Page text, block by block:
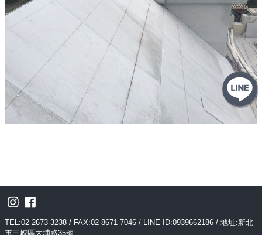
TEL:02-2673-3238 / FAX:02-8671-7046 / LINE ID:0939662186 / 地址:新北
市三峽區大埔路35號